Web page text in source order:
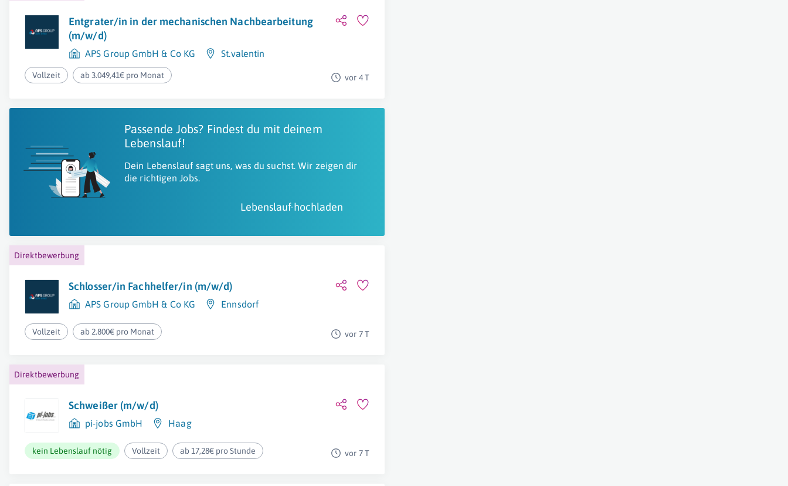
Entgrater/in in der mechanischen Nachbearbeitung
(m/w/d)
APS Group GmbH & Co KG St.valentin
Vollzeit ab 3.049,41€ pro Monat vor 4 T
Passende Jobs? Findest du mit deinem
Lebenslauf!
Dein Lebenslauf sagt uns, was du suchst. Wir zeigen dir
die richtigen Jobs.
Lebenslauf hochladen
Direktbewerbung
Schlosser/in Fachhelfer/in (m/w/d)
APS Group GmbH & Co KG Ennsdorf
Vollzeit ab 2.800€ pro Monat vor 7 T
Direktbewerbung
Schweißer (m/w/d)
pi-jobs GmbH Haag
kein Lebenslauf nötig Vollzeit ab 17,28€ pro Stunde vor 7 T